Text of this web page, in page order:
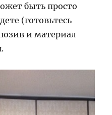
быть просто
(готовьтесь
и материал